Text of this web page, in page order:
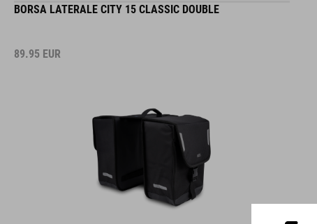
BORSA LATERALE CITY 15 CLASSIC DOUBLE
89.95 EUR